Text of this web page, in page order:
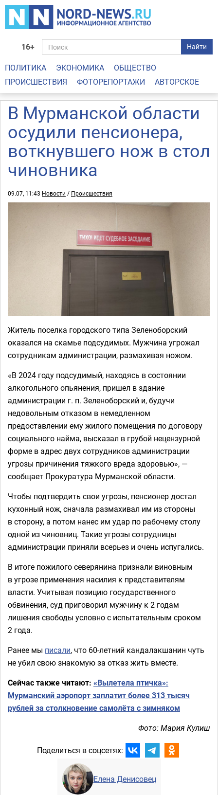
16+ Найти
ПОЛИТИКА ЭКОНОМИКА
ОБЩЕСТВО
ПРОИСШЕСТВИЯ
ФОТОРЕПОРТАЖИ АВТОРСКОЕ
В Мурманской области
осудили пенсионера,
воткнувшего нож в стол
чиновника
09.07, 11:43 Новости / Происшествия
Житель поселка городского типа Зеленоборский
оказался на скамье подсудимых. Мужчина угрожал
сотрудникам администрации, размахивая ножом.
«В 2024 году подсудимый, находясь в состоянии
алкогольного опьянения, пришел в здание
администрации г. п. Зеленоборский и, будучи
недовольным отказом в немедленном
предоставлении ему жилого помещения по договору
социального найма, высказал в грубой нецензурной
форме в адрес двух сотрудников администрации
угрозы причинения тяжкого вреда здоровью», —
сообщает Прокуратура Мурманской области.
Чтобы подтвердить свои угрозы, пенсионер достал
кухонный нож, сначала размахивал им из стороны
в сторону, а потом нанес им удар по рабочему столу
одной из чиновниц. Такие угрозы сотрудницы
администрации приняли всерьез и очень испугались.
В итоге пожилого северянина признали виновным
в угрозе применения насилия к представителям
власти. Учитывая позицию государственного
обвинения, суд приговорил мужчину к 2 годам
лишения свободы условно с испытательным сроком
2 года.
Ранее мы писали, что 60-летний кандалакшанин чуть
не убил свою знакомую за отказ жить вместе.
Сейчас также читают: «Вылетела птичка»:
Мурманский аэропорт заплатит более 313 тысяч
рублей за столкновение самолёта с зимняком
Фото: Мария Кулиш
Поделиться в соцсетях:
Елена Денисовец